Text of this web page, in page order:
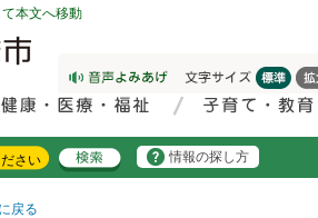
本文へ移動
情報の探し方
戻る